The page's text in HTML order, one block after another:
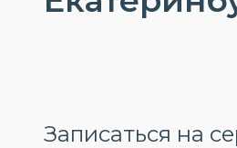
Записаться на